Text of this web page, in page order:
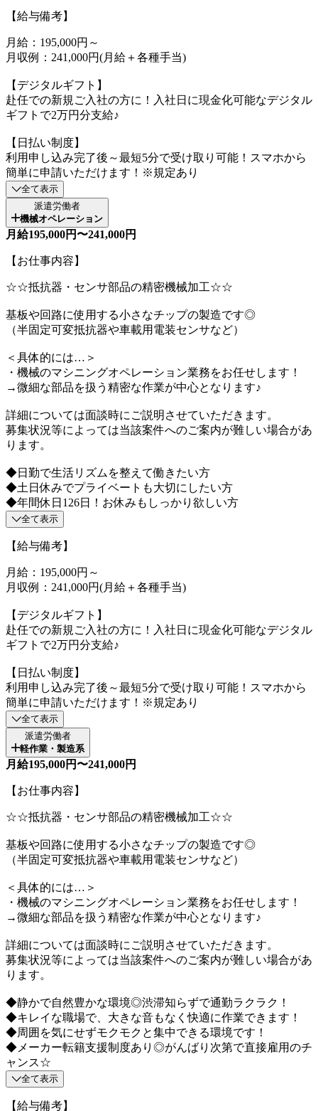
【給与備考】
月給：195,000円～
月収例：241,000円(月給＋各種手当)
【デジタルギフト】
赴任での新規ご入社の方に！入社日に現金化可能なデジタル
ギフトで2万円分支給♪
【日払い制度】
利用申し込み完了後～最短5分で受け取り可能！スマホから
簡単に申請いただけます！※規定あり
全て表示
派遣労働者
機械オペレーション
月給195,000円〜241,000円
【お仕事内容】
☆☆抵抗器・センサ部品の精密機械加工☆☆
基板や回路に使用する小さなチップの製造です◎
（半固定可変抵抗器や車載用電装センサなど）
＜具体的には…＞
・機械のマシニングオペレーション業務をお任せします！
→微細な部品を扱う精密な作業が中心となります♪
詳細については面談時にご説明させていただきます。
募集状況等によっては当該案件へのご案内が難しい場合があ
ります。
◆日勤で生活リズムを整えて働きたい方
◆土日休みでプライベートも大切にしたい方
◆年間休日126日！お休みもしっかり欲しい方
全て表示
【給与備考】
月給：195,000円～
月収例：241,000円(月給＋各種手当)
【デジタルギフト】
赴任での新規ご入社の方に！入社日に現金化可能なデジタル
ギフトで2万円分支給♪
【日払い制度】
利用申し込み完了後～最短5分で受け取り可能！スマホから
簡単に申請いただけます！※規定あり
全て表示
派遣労働者
軽作業・製造系
月給195,000円〜241,000円
【お仕事内容】
☆☆抵抗器・センサ部品の精密機械加工☆☆
基板や回路に使用する小さなチップの製造です◎
（半固定可変抵抗器や車載用電装センサなど）
＜具体的には…＞
・機械のマシニングオペレーション業務をお任せします！
→微細な部品を扱う精密な作業が中心となります♪
詳細については面談時にご説明させていただきます。
募集状況等によっては当該案件へのご案内が難しい場合があ
ります。
◆静かで自然豊かな環境◎渋滞知らずで通勤ラクラク！
◆キレイな職場で、大きな音もなく快適に作業できます！
◆周囲を気にせずモクモクと集中できる環境です！
◆メーカー転籍支援制度あり◎がんばり次第で直接雇用のチ
ャンス☆
全て表示
【給与備考】